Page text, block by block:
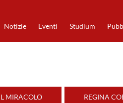
Notizie Eventi Studium
MIRACOLO REGINA